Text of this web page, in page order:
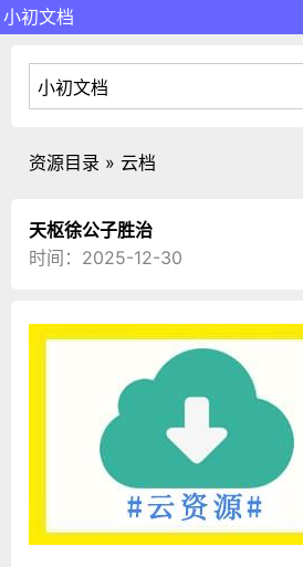
小初文档
资源目录 » 云档
天枢徐公子胜治
时间：2025-12-30